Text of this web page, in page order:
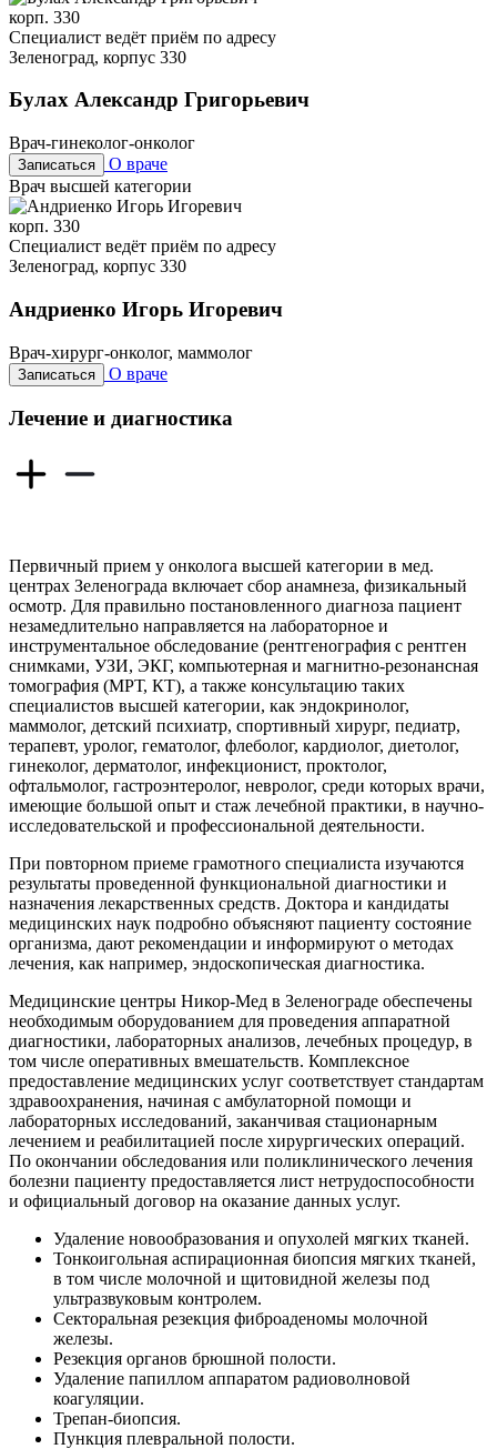
корп. 330
Специалист ведёт приём по адресу
Зеленоград, корпус 330
Булах Александр Григорьевич
Врач-гинеколог-онколог
Записаться
О враче
Врач высшей категории
корп. 330
Специалист ведёт приём по адресу
Зеленоград, корпус 330
Андриенко Игорь Игоревич
Врач-хирург-онколог, маммолог
Записаться О враче
Лечение и диагностика
Первичный прием у онколога высшей категории в мед.
центрах Зеленограда включает сбор анамнеза, физикальный
осмотр. Для правильно постановленного диагноза пациент
незамедлительно направляется на лабораторное и
инструментальное обследование (рентгенография с рентген
снимками, УЗИ, ЭКГ, компьютерная и магнитно-резонансная
томография (МРТ, КТ), а также консультацию таких
специалистов высшей категории, как эндокринолог,
маммолог, детский психиатр, спортивный хирург, педиатр,
терапевт, уролог, гематолог, флеболог, кардиолог, диетолог,
гинеколог, дерматолог, инфекционист, проктолог,
офтальмолог, гастроэнтеролог, невролог, среди которых врачи,
имеющие большой опыт и стаж лечебной практики, в научно-
исследовательской и профессиональной деятельности.
При повторном приеме грамотного специалиста изучаются
результаты проведенной функциональной диагностики и
назначения лекарственных средств. Доктора и кандидаты
медицинских наук подробно объясняют пациенту состояние
организма, дают рекомендации и информируют о методах
лечения, как например, эндоскопическая диагностика.
Медицинские центры Никор-Мед в Зеленограде обеспечены
необходимым оборудованием для проведения аппаратной
диагностики, лабораторных анализов, лечебных процедур, в
том числе оперативных вмешательств. Комплексное
предоставление медицинских услуг соответствует стандартам
здравоохранения, начиная с амбулаторной помощи и
лабораторных исследований, заканчивая стационарным
лечением и реабилитацией после хирургических операций.
По окончании обследования или поликлинического лечения
болезни пациенту предоставляется лист нетрудоспособности
и официальный договор на оказание данных услуг.
Удаление новообразования и опухолей мягких тканей.
Тонкоигольная аспирационная биопсия мягких тканей,
в том числе молочной и щитовидной железы под
ультразвуковым контролем.
Секторальная резекция фиброаденомы молочной
железы.
Резекция органов брюшной полости.
Удаление папиллом аппаратом радиоволновой
коагуляции.
Трепан-биопсия.
Пункция плевральной полости.